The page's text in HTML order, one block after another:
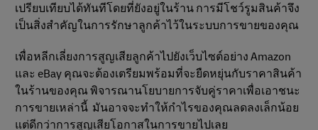
เปรียบเทียบได้ทันทีโดยที่ยังอยู่ในร้าน การมีโชว์รูมสินค้าจึง
เป็นสิ่งสำคัญในการรักษาลูกค้าไว้ในระบบการขายของคุณ
เพื่อหลีกเลี่ยงการสูญเสียลูกค้าไปยังเว็บไซต์อย่าง Amazon
และ eBay คุณจะต้องเตรียมพร้อมที่จะยืดหยุ่นกับราคาสินค้า
ในร้านของคุณ พิจารณานโยบายการจับคู่ราคาเพื่อเอาชนะ
การขายเหล่านี้ มันอาจจะทำให้กำไรของคุณลดลงเล็กน้อย
แต่ดีกว่าการสูญเสียโอกาสในการขายไปเลย